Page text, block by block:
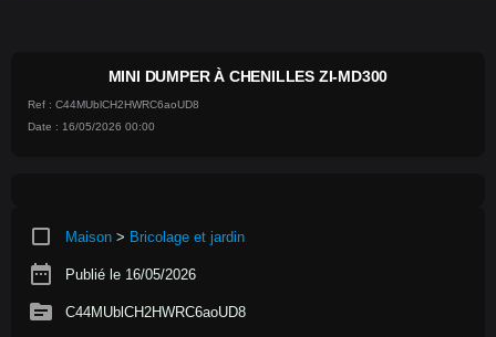
MINI DUMPER À CHENILLES ZI-MD300
Ref : C44MUblCH2HWRC6aoUD8
Date : 16/05/2026 00:00
crop_square Maison > Bricolage et jardin
date_range Publié le 16/05/2026
source C44MUblCH2HWRC6aoUD8